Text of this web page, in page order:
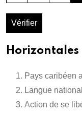
Vérifier
Horizontales
Pays caribéen
Langue
Action de se